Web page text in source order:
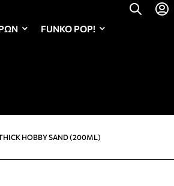
FUNKO POP!
HOBBY SAND (200ML)